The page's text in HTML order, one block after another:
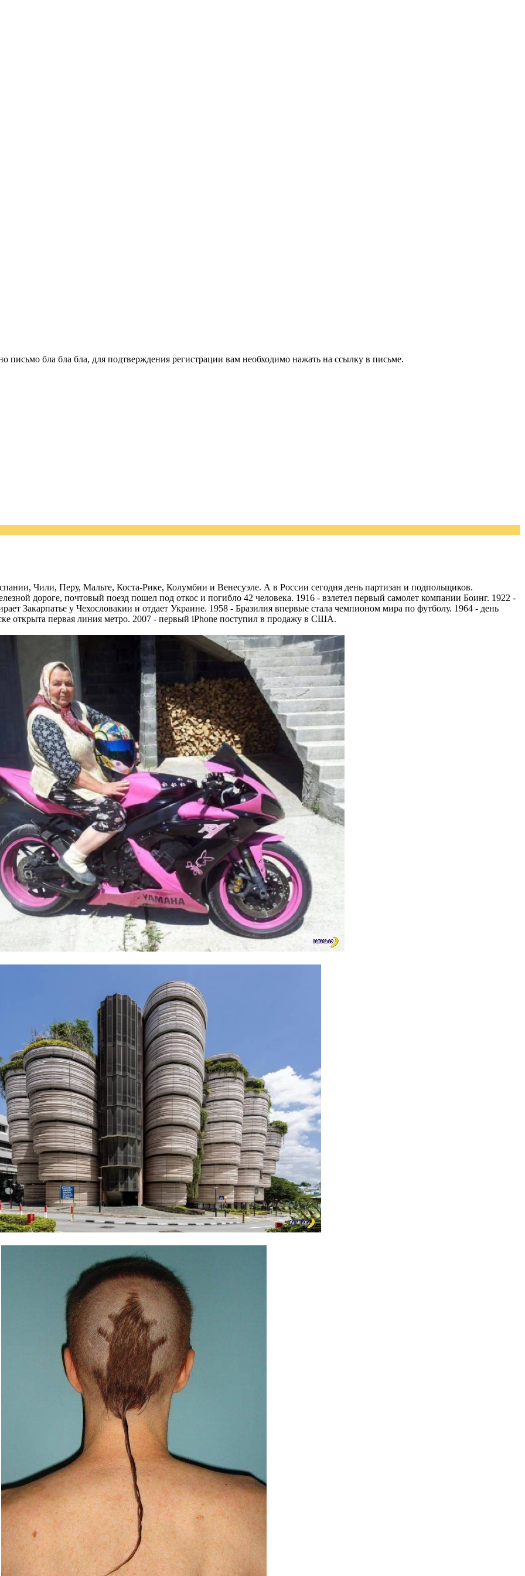
письмо бла бла бла, для подтверждения регистрации вам необходимо нажать на ссылку в письме.
Чили, Перу, Мальте, Коста-Рике, Колумбии и Венесуэле. А в России сегодня день партизан и подпольщиков.
дороге, почтовый поезд пошел под откос и погибло 42 человека. 1916 - взлетел первый самолет компании Боинг. 1922 -
Закарпатье у Чехословакии и отдает Украине. 1958 - Бразилия впервые стала чемпионом мира по футболу. 1964 - день
открыта первая линия метро. 2007 - первый iPhone поступил в продажу в США.